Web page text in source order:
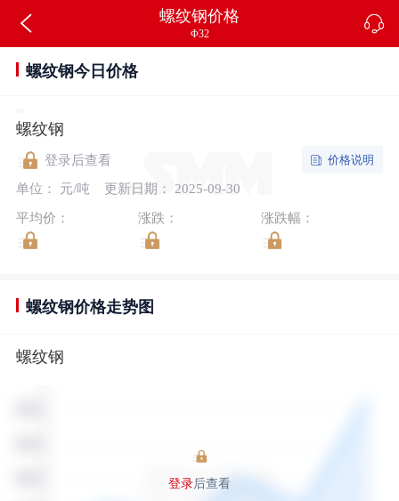
螺纹钢价格
Φ32
螺纹钢今日价格
螺纹钢
登录后查看
单位： 元/吨
更新日期： 2025-09-30
价格说明
平均价： 涨跌： 涨跌幅：
螺纹钢价格走势图
螺纹钢
登录后查看